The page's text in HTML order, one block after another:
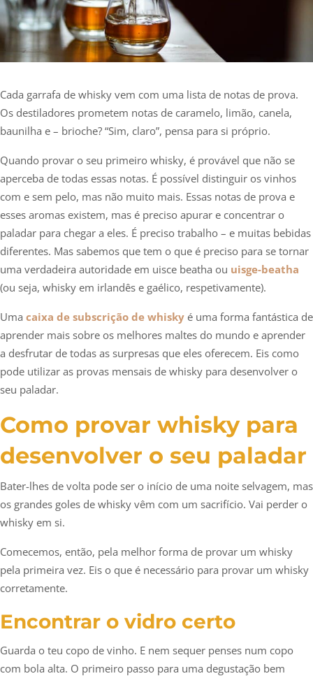
Cada garrafa de whisky vem com uma lista de notas de prova.
Os destiladores prometem notas de caramelo, limão, canela,
baunilha e – brioche? “Sim, claro”, pensa para si próprio.
Quando provar o seu primeiro whisky, é provável que não se
aperceba de todas essas notas. É possível distinguir os vinhos
com e sem pelo, mas não muito mais. Essas notas de prova e
esses aromas existem, mas é preciso apurar e concentrar o
paladar para chegar a eles. É preciso trabalho – e muitas bebidas
diferentes. Mas sabemos que tem o que é preciso para se tornar
uma verdadeira autoridade em uisce beatha ou uisge-beatha
(ou seja, whisky em irlandês e gaélico, respetivamente).
Uma caixa de subscrição de whisky é uma forma fantástica de
aprender mais sobre os melhores maltes do mundo e aprender
a desfrutar de todas as surpresas que eles oferecem. Eis como
pode utilizar as provas mensais de whisky para desenvolver o
seu paladar.
Como provar whisky para
desenvolver o seu paladar
Bater-lhes de volta pode ser o início de uma noite selvagem, mas
os grandes goles de whisky vêm com um sacrifício. Vai perder o
whisky em si.
Comecemos, então, pela melhor forma de provar um whisky
pela primeira vez. Eis o que é necessário para provar um whisky
corretamente.
Encontrar o vidro certo
Guarda o teu copo de vinho. E nem sequer penses num copo
com bola alta. O primeiro passo para uma degustação bem